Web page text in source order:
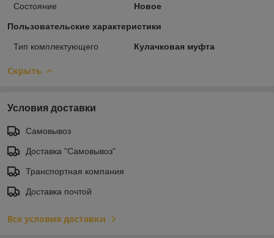
Состояние
Новое
Пользовательские характеристики
Тип комплектующего Кулачковая муфта
Скрыть
Условия доставки
Самовывоз
Доставка "Самовывоз"
Транспортная компания
Доставка почтой
Все условия доставки